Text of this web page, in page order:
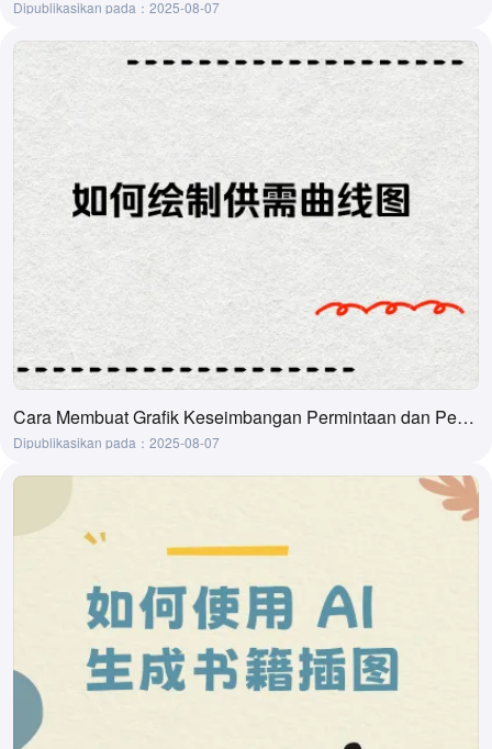
Dipublikasikan pada：2025-08-07
Cara Membuat Grafik Keseimbangan Permintaan dan Penawaran dan Rekomendasi Alat
Dipublikasikan pada：2025-08-07